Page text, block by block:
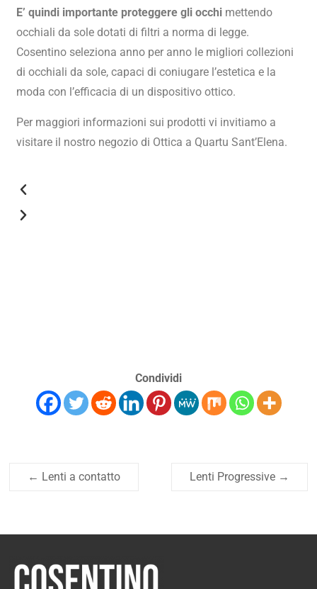
E’ quindi importante proteggere gli occhi mettendo
occhiali da sole dotati di filtri a norma di legge.
Cosentino seleziona anno per anno le migliori collezioni
di occhiali da sole, capaci di coniugare l’estetica e la
moda con l’efficacia di un dispositivo ottico.
Per maggiori informazioni sui prodotti vi invitiamo a
visitare il nostro negozio di Ottica a Quartu Sant’Elena.
Condividi
← Lenti a contatto Lenti Progressive →